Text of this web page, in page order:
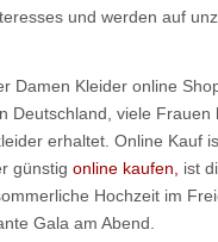
und werden auf
Damen Kleider online
Deutschland, viele Frauen
erhaltet. Online Kauf
günstig online kaufen,
ist
Hochzeit im
Gala am Abend.